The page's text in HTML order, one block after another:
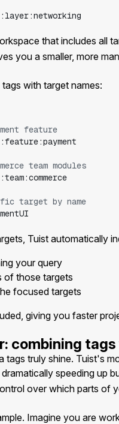
that includes all
you a smaller, more
with target names:
feature
team modules
target by name
Tuist automatically
your query
of those targets
focused targets
giving you faster
combining
tags truly shine. Tuist's
speeding up
over which parts of
Imagine you are